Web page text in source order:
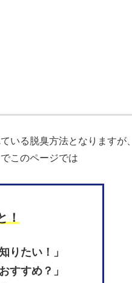
いる脱臭方法となりますが、
このページでは
！
りたい！」
すすめ？」